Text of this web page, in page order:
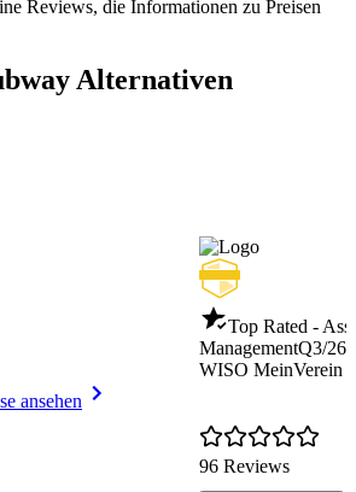
Reviews, die Informationen zu Preisen
Alternativen
ansehen
Top Rated -
ManagementQ3/26
WISO MeinVerein
96 Reviews